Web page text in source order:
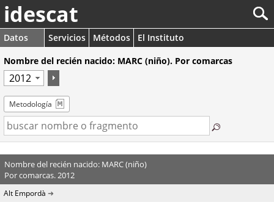
idescat
Datos Servicios Métodos
El Instituto
Nombre del recién nacido: MARC (niño). Por comarcas
Metodología
Nombre del recién nacido: MARC (niño)
Por comarcas. 2012
Alt Empordà